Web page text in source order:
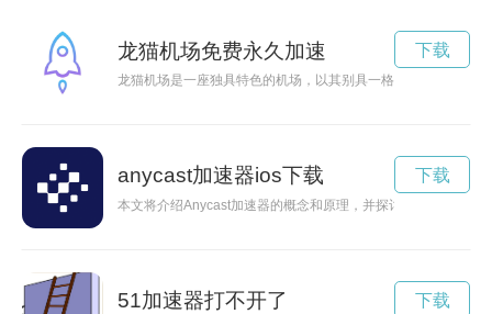
龙猫机场免费永久加速
龙猫机场是一座独具特色的机场，以其别具一格的设计和热情
下载
anycast加速器ios下载
本文将介绍Anycast加速器的概念和原理，并探讨其在改善网络
下载
51加速器打不开了 下载